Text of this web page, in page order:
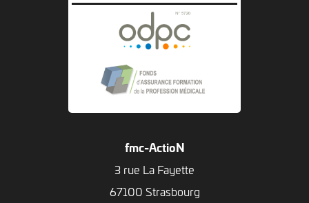
fmc-ActioN
3 rue La Fayette
67100 Strasbourg